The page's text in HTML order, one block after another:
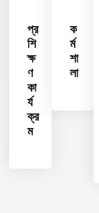
প্র
শি
ক্ষ
ণ
কা
র্য
ক্র
ম
ক
র্ম
শা
লা